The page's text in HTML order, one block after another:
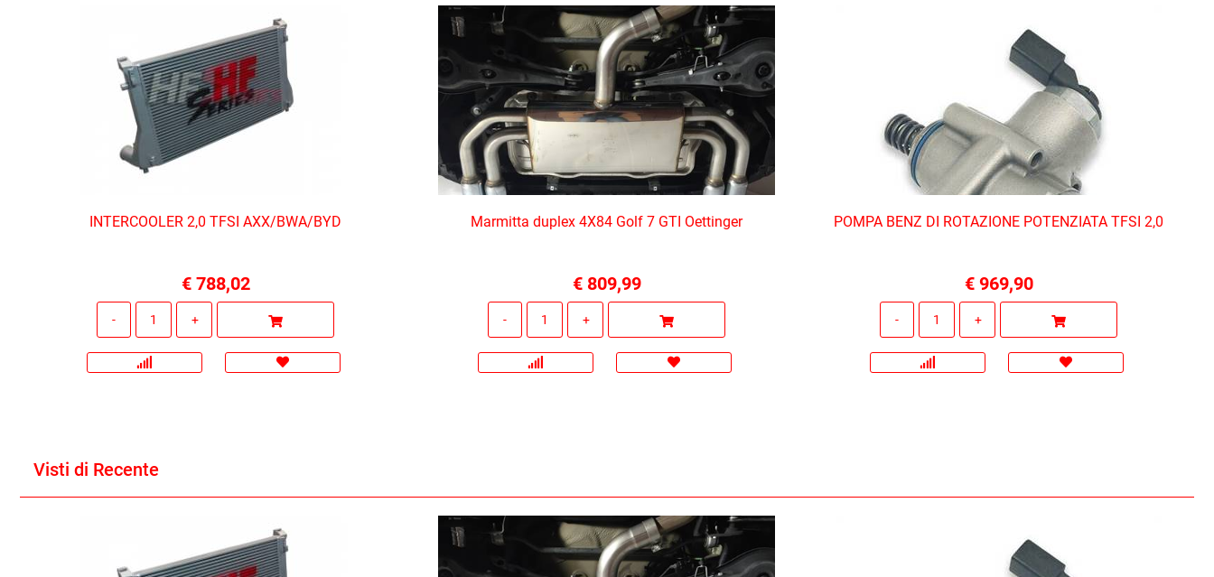
INTERCOOLER 2,0 TFSI AXX/BWA/BYD
€ 788,02
Marmitta duplex 4X84 Golf 7 GTI Oettinger
€ 809,99
POMPA BENZ DI ROTAZIONE POTENZIATA TFSI 2,0
€ 969,90
Visti di Recente